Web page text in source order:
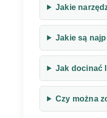
Jakie
Jakie są
Jak docinać
Czy można